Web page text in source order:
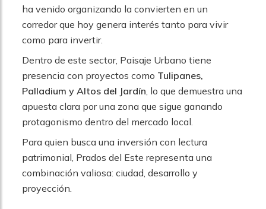
ha venido organizando la convierten en un
corredor que hoy genera interés tanto para vivir
como para invertir.
Dentro de este sector, Paisaje Urbano tiene
presencia con proyectos como Tulipanes,
Palladium y Altos del Jardín , lo que demuestra una
apuesta clara por una zona que sigue ganando
protagonismo dentro del mercado local.
Para quien busca una inversión con lectura
patrimonial, Prados del Este representa una
combinación valiosa: ciudad, desarrollo y
proyección.